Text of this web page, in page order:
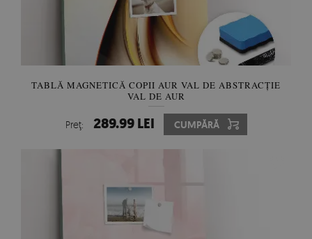
TABLĂ MAGNETICĂ COPII AUR VAL DE ABSTRACȚIE
VAL DE AUR
Preţ: 289.99 LEI CUMPĂRĂ